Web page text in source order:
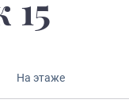
15
На этаже